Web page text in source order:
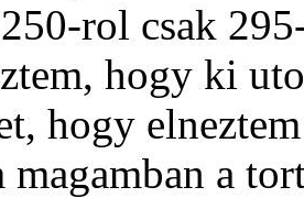
rol csak
hogy ki
hogy
a